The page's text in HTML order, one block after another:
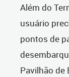
Além do
usuário
pontos de
Pavilhão de